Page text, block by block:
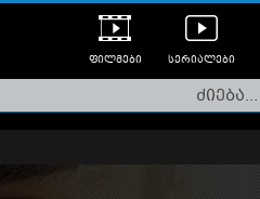
ფილმები სერიალები